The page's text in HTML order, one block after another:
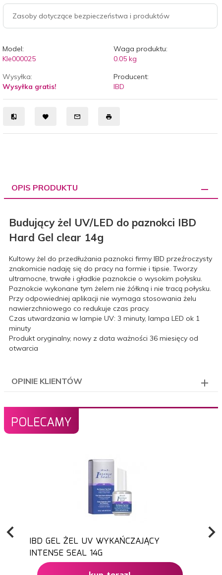
Zasoby dotyczące bezpieczeństwa i produktów
Model:
Kle000025
Waga produktu:
0.05 kg
Wysyłka:
Wysyłka gratis!
Producent:
IBD
OPIS PRODUKTU
Budujący żel UV/LED do paznokci IBD
Hard Gel clear 14g
Kultowy żel do przedłużania paznokci firmy IBD przeźroczysty
znakomicie nadaję się do pracy na formie i tipsie. Tworzy
ultramocne, trwałe i gładkie paznokcie o wysokim połysku.
Paznokcie wykonane tym żelem nie żółkną i nie tracą połysku.
Przy odpowiedniej aplikacji nie wymaga stosowania żelu
nawierzchniowego co redukuje czas pracy.
Czas utwardzania w lampie UV: 3 minuty, lampa LED ok 1
minuty
Produkt oryginalny, nowy z data ważności 36 miesięcy od
otwarcia
OPINIE KLIENTÓW
POLECAMY
IBD GEL ŻEL UV WYKAŃCZAJĄCY
INTENSE SEAL 14G